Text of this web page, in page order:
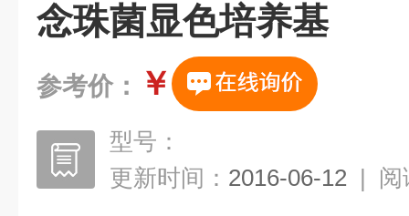
念珠菌显色培养基
参考价： ￥
型号：
更新时间： 2016-06-12 | 阅